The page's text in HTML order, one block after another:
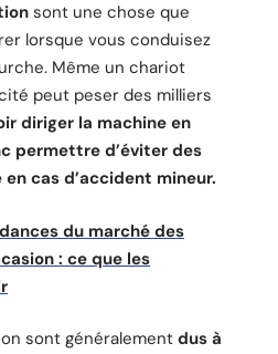
sont une chose que
lorsque vous conduisez
Même un chariot
peut peser des milliers
diriger la machine en
permettre d’éviter des
cas d’accident mineur.
du marché des
: ce que les
sont généralement dus à